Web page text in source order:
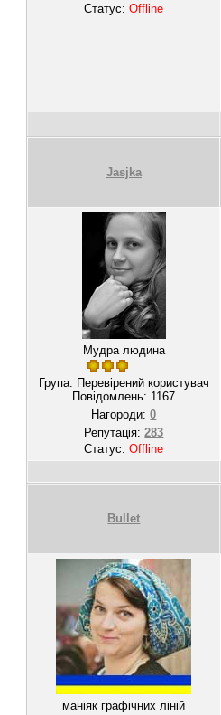
Статус:Offline
Jasjka
Мудра людина
Група: Перевірений користувач
Повідомлень: 1167
Нагороди:0
Репутація:283
Статус:Offline
Bullet
маніяк графічних ліній